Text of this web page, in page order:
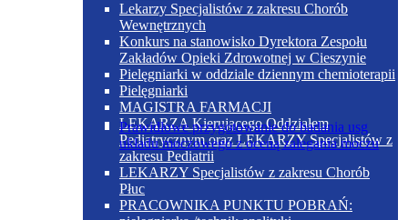
Lekarzy Specjalistów z zakresu Chorób
Wewnętrznych
Konkurs na stanowisko Dyrektora Zespołu
Zakładów Opieki Zdrowotnej w Cieszynie
Pielęgniarki w oddziale dziennym chemioterapii
Pielęgniarki
MAGISTRA FARMACJI
LEKARZA Kierującego Oddziałem
Pediatrycznym oraz LEKARZY Specjalistów z
zakresu Pediatrii
LEKARZY Specjalistów z zakresu Chorób
Płuc
PRACOWNIKA PUNKTU POBRAŃ:
Prawidłowe przygotowanie do badania usg
układu moczowego z oceną zalegania moczu